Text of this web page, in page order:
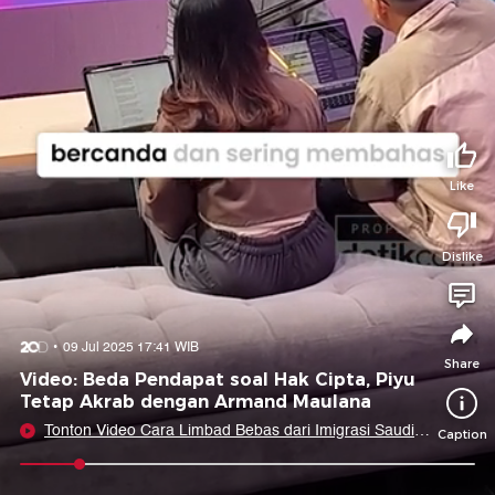
Like
Dislike
Share
Caption
09 Jul 2025 17:41 WIB
Video: Beda Pendapat soal Hak Cipta, Piyu
Tetap Akrab dengan Armand Maulana
Tonton Video Cara Limbad Bebas dari Imigrasi Saudi
Share to
Facebook X Whatsapp Telegram
Copy Link Copy Embed
Copy Embed &
Caption
Suka video ini?
Login untuk menyampaikan pendapat.
Masuk
Tidak suka video ini?
Login untuk menyampaikan pendapat.
Masuk